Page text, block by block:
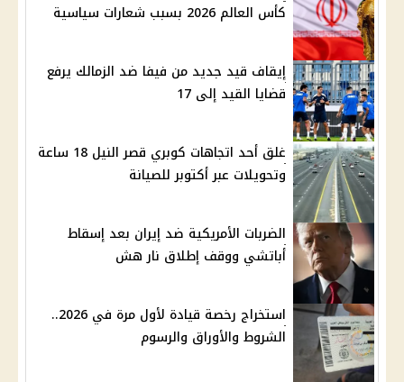
كأس العالم 2026 بسبب شعارات سياسية
إيقاف قيد جديد من فيفا ضد الزمالك يرفع
قضايا القيد إلى 17
غلق أحد اتجاهات كوبري قصر النيل 18 ساعة
وتحويلات عبر أكتوبر للصيانة
الضربات الأمريكية ضد إيران بعد إسقاط
أباتشي ووقف إطلاق نار هش
استخراج رخصة قيادة لأول مرة في 2026..
الشروط والأوراق والرسوم